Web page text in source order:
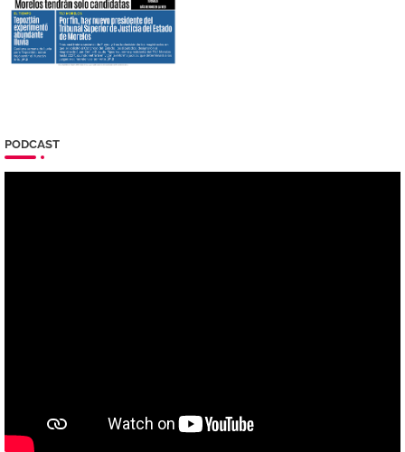
PODCAST